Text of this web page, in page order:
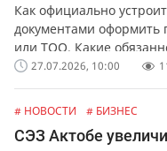
Как официально
документами оформить
или ТОО. Какие
официальное
27.07.2026, 10:00
# НОВОСТИ # БИЗНЕС
СЭЗ Актобе